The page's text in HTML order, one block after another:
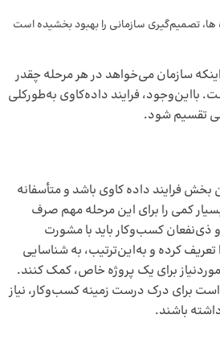
ها، تصمیم‌گیری سازمانی را بهبود بخشیده است
سازمان می‌خواهد در هر مرحله چقدر
بااین‌وجود، فرایند داده‌کاوی به‌طورکلی
تقسیم شود.
فرایند داده کاوی باشد و متأسفانه
کمی را برای این مرحله مهم صرف
ذی‌نفعان کسب‌وکار باید با مشورت
کرده و به‌این‌ترتیب، به شناسایی
موردنیاز برای یک پروژه خاص، کمک کنند.
برای درک درست زمینه کسب‌وکار، نیاز
باشند.